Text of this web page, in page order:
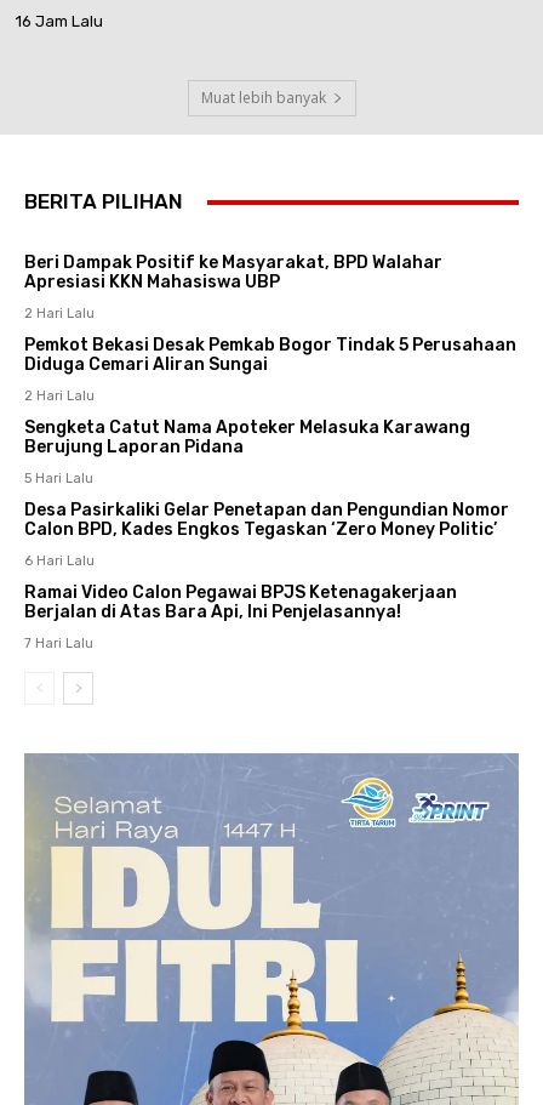
16 Jam Lalu
Muat lebih banyak
BERITA PILIHAN
Beri Dampak Positif ke Masyarakat, BPD Walahar
Apresiasi KKN Mahasiswa UBP
2 Hari Lalu
Pemkot Bekasi Desak Pemkab Bogor Tindak 5 Perusahaan
Diduga Cemari Aliran Sungai
2 Hari Lalu
Sengketa Catut Nama Apoteker Melasuka Karawang
Berujung Laporan Pidana
5 Hari Lalu
Desa Pasirkaliki Gelar Penetapan dan Pengundian Nomor
Calon BPD, Kades Engkos Tegaskan ‘Zero Money Politic’
6 Hari Lalu
Ramai Video Calon Pegawai BPJS Ketenagakerjaan
Berjalan di Atas Bara Api, Ini Penjelasannya!
7 Hari Lalu